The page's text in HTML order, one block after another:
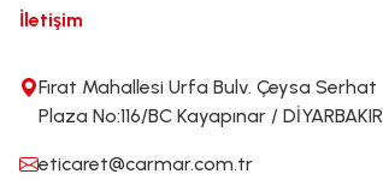
İletişim
Fırat Mahallesi Urfa Bulv. Çeysa Serhat
Plaza No:116/BC Kayapınar / DİYARBAKIR
eticaret@carmar.com.tr